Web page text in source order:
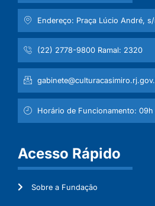
Endereço: Praça Lúcio André,
(22) 2778-9800 Ramal: 2320
Horário de Funcionamento: 09h
Acesso Rápido
Sobre a Fundação